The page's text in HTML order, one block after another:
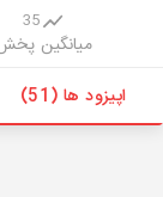
35
میانگین
اپیزود ها (51)